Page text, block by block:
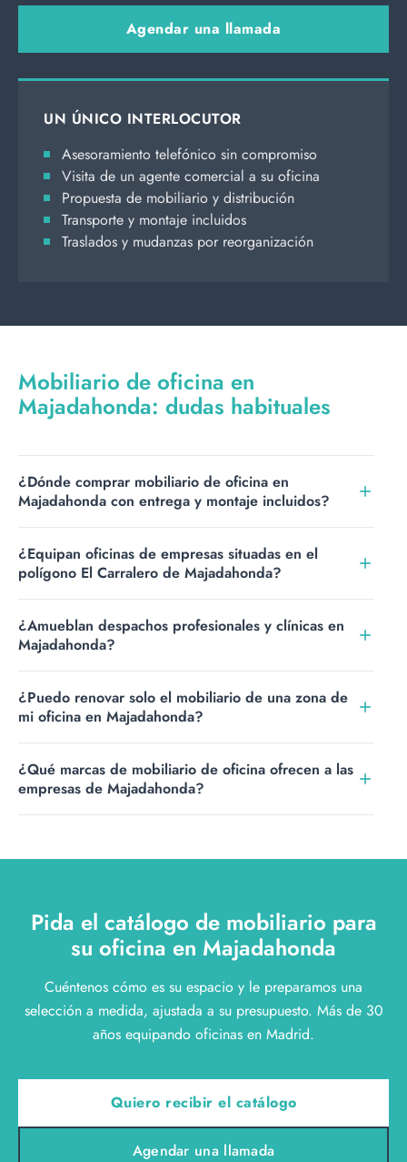
Agendar una llamada
UN ÚNICO INTERLOCUTOR
Asesoramiento telefónico sin compromiso
Visita de un agente comercial a su oficina
Propuesta de mobiliario y distribución
Transporte y montaje incluidos
Traslados y mudanzas por reorganización
Mobiliario de oficina en
Majadahonda: dudas habituales
¿Dónde comprar mobiliario de oficina en
Majadahonda con entrega y montaje incluidos?
empresas de Majadahonda y de toda la zona oeste de
Madrid, con transporte y montaje incluidos en el servicio.
¿Equipan oficinas de empresas situadas en el
polígono El Carralero de Majadahonda?
las distintas zonas empresariales y de servicios del
municipio de Majadahonda.
¿Amueblan despachos profesionales y clínicas en
Majadahonda?
consultoras y clínicas de Majadahonda, equipando
despachos, recepciones y zonas de espera acordes con
¿Puedo renovar solo el mobiliario de una zona de
mi oficina en Majadahonda?
también suministramos familias concretas, como sillería,
despachos o zonas de espera, cuando solo necesita
¿Qué marcas de mobiliario de oficina ofrecen a las
empresas de Majadahonda?
Pida el catálogo de mobiliario para
su oficina en Majadahonda
Cuéntenos cómo es su espacio y le preparamos una
selección a medida, ajustada a su presupuesto. Más de 30
años equipando oficinas en Madrid.
Quiero recibir el catálogo
Agendar una llamada